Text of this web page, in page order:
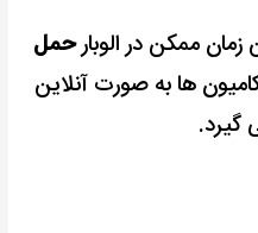
ممکن در الوبارحمل
کامیون ها به صورت آنلاین